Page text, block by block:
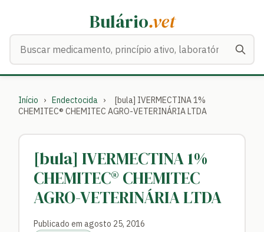
Bulário.vet
Início › Endectocida ›
[bula] IVERMECTINA 1%
CHEMITEC® CHEMITEC AGRO-VETERINÁRIA LTDA
[bula] IVERMECTINA 1%
CHEMITEC® CHEMITEC
AGRO-VETERINÁRIA LTDA
Publicado em agosto 25, 2016